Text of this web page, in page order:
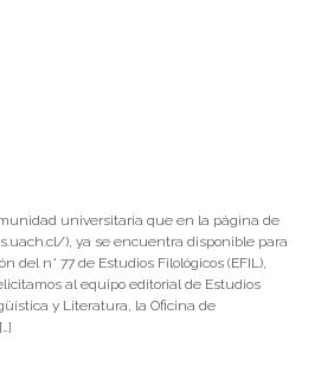
universitaria que en la página de
), ya se encuentra disponible para
del n° 77 de Estudios Filológicos (EFIL),
al equipo editorial de Estudios
y Literatura, la Oficina de